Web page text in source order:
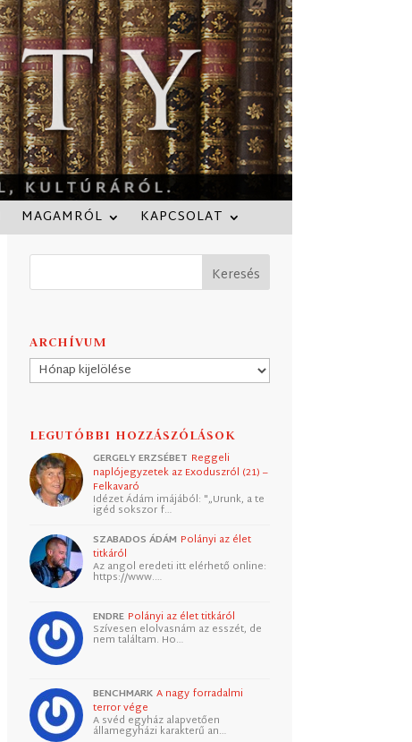
MAGAMRÓL KAPCSOLAT
ARCHÍVUM
Archívum
LEGUTÓBBI HOZZÁSZÓLÁSOK
GERGELY ERZSÉBET Reggeli
naplójegyzetek az Exoduszról (21) –
Felkavaró
Idézet Ádám imájából: "„Urunk, a te
igéd sokszor f…
SZABADOS ÁDÁM Polányi az élet
titkáról
Az angol eredeti itt elérhető online:
https://www.…
ENDRE Polányi az élet titkáról
Szívesen elolvasnám az esszét, de
nem találtam. Ho…
BENCHMARK A nagy forradalmi
terror vége
A svéd egyház alapvetően
államegyházi karakterű an…